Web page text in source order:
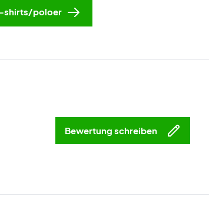
shirts/poloer
Bewertung schreiben